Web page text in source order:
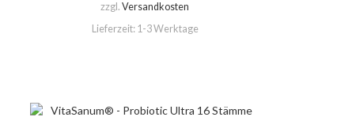
zzgl.Versandkosten
Lieferzeit: 1-3 Werktage